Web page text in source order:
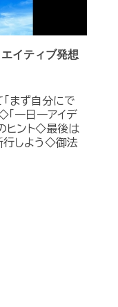
イティブ発想
「まず自分にで
「一日一アイデ
ヒント◇最後は
行しよう◇御法